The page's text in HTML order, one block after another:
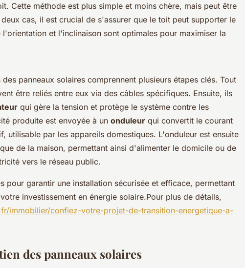
Cette méthode est plus simple et moins chère, mais peut être
cas, il est crucial de s'assurer que le toit peut supporter le
l'orientation et l'inclinaison sont optimales pour maximiser la
panneaux solaires comprennent plusieurs étapes clés. Tout
être reliés entre eux via des câbles spécifiques. Ensuite, ils
qui gère la tension et protège le système contre les
produite est envoyée à un onduleur qui convertit le courant
utilisable par les appareils domestiques. L'onduleur est ensuite
de la maison, permettant ainsi d'alimenter le domicile ou de
vers le réseau public.
pour garantir une installation sécurisée et efficace, permettant
investissement en énergie solaire.Pour plus de détails,
immobilier/confiez-votre-projet-de-transition-energetique-a-
des panneaux solaires